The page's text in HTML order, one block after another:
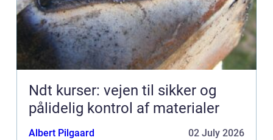
Ndt kurser: vejen til sikker og
pålidelig kontrol af materialer
Albert Pilgaard 02 July 2026